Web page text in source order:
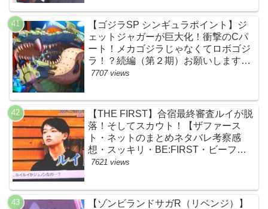
【ゴジラSP シンギュラポイント】ジ
ェットジャガーが巨大化！衝撃のCパ
ート！メカゴジラじゃなくてロボゴジ
ラ！？続編（第２期）お願いします！
【ネットの考察ネタバレ感想まとめ・
7707 views
【THE FIRST】合宿最終審査ルイが脱
落！そしてスカウト！【ザファース
ト・ネットのまとめネタバレ考察感
想・スッキリ・BE:FIRST・ビーファ
ースト】
7621 views
【ゾンビランドサガR（リベンジ）】